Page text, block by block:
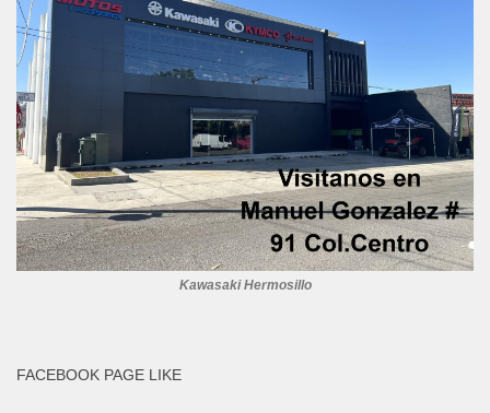
Kawasaki Hermosillo
FACEBOOK PAGE LIKE